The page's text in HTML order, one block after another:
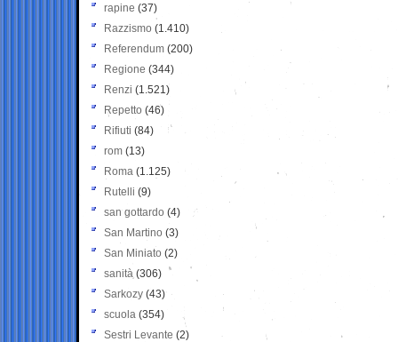
rapine (37)
Razzismo (1.410)
Referendum (200)
Regione (344)
Renzi (1.521)
Repetto (46)
Rifiuti (84)
rom (13)
Roma (1.125)
Rutelli (9)
san gottardo (4)
San Martino (3)
San Miniato (2)
sanità (306)
Sarkozy (43)
scuola (354)
Sestri Levante (2)